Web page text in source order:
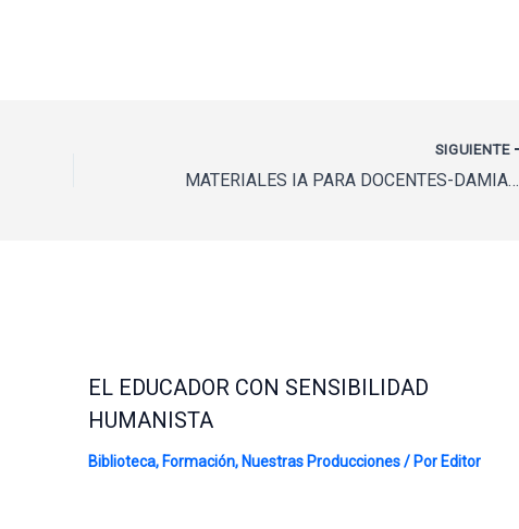
SIGUIENTE
MATERIALES IA PARA DOCENTES-DAMIAN ARIAS
EL EDUCADOR CON SENSIBILIDAD
HUMANISTA
Biblioteca, Formación, Nuestras Producciones/ Por Editor